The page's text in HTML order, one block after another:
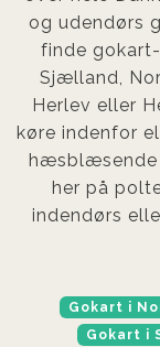
og udendørs
finde
Sjælland,
Herlev eller
køre indenfor
hæsblæsende
her på
indendørs
Gokart i
Gokart i